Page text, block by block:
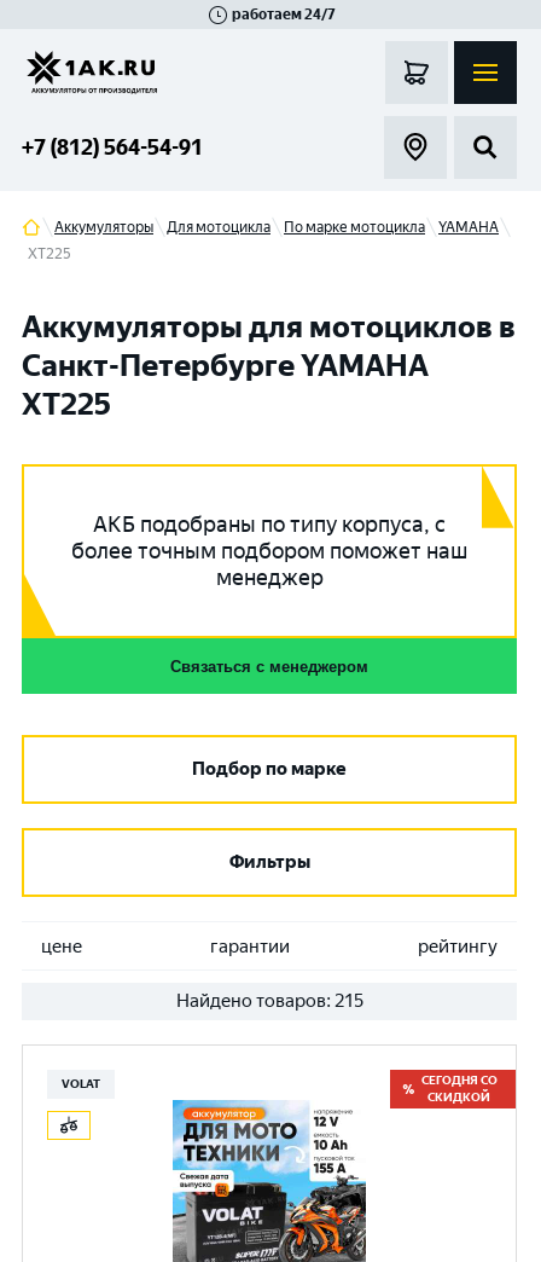
работаем 24/7
+7 (812) 564-54-91
Аккумуляторы Для мотоцикла По марке мотоцикла
YAMAHA
XT225
Аккумуляторы для мотоциклов в
Санкт-Петербурге YAMAHA
XT225
АКБ подобраны по типу корпуса, с
более точным подбором поможет наш
менеджер
Связаться с менеджером
Подбор по марке
Фильтры
цене гарантии рейтингу
Найдено товаров: 215
VOLAT
СЕГОДНЯ СО
СКИДКОЙ
Гатчина